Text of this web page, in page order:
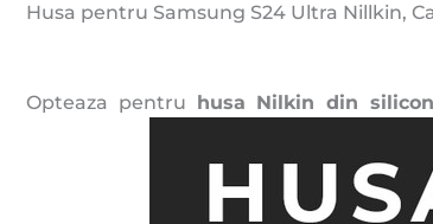
Husa pentru Samsung S24 Ultra Nillkin,
Opteaza pentru husa Nilkin din silicon